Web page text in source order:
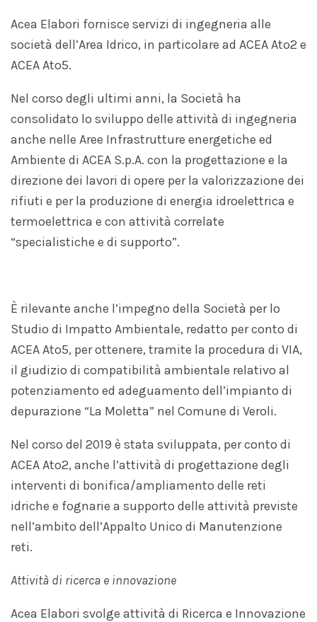
Acea Elabori fornisce servizi di ingegneria alle
società dell’Area Idrico, in particolare ad ACEA Ato2 e
ACEA Ato5.
Nel corso degli ultimi anni, la Società ha
consolidato lo sviluppo delle attività di ingegneria
anche nelle Aree Infrastrutture energetiche ed
Ambiente di ACEA S.p.A. con la progettazione e la
direzione dei lavori di opere per la valorizzazione dei
rifiuti e per la produzione di energia idroelettrica e
termoelettrica e con attività correlate
“specialistiche e di supporto”.
È rilevante anche l’impegno della Società per lo
Studio di Impatto Ambientale, redatto per conto di
ACEA Ato5, per ottenere, tramite la procedura di VIA,
il giudizio di compatibilità ambientale relativo al
potenziamento ed adeguamento dell’impianto di
depurazione “La Moletta” nel Comune di Veroli.
Nel corso del 2019 è stata sviluppata, per conto di
ACEA Ato2, anche l’attività di progettazione degli
interventi di bonifica/ampliamento delle reti
idriche e fognarie a supporto delle attività previste
nell’ambito dell’Appalto Unico di Manutenzione
reti.
Attività di ricerca e innovazione
Acea Elabori svolge attività di Ricerca e Innovazione